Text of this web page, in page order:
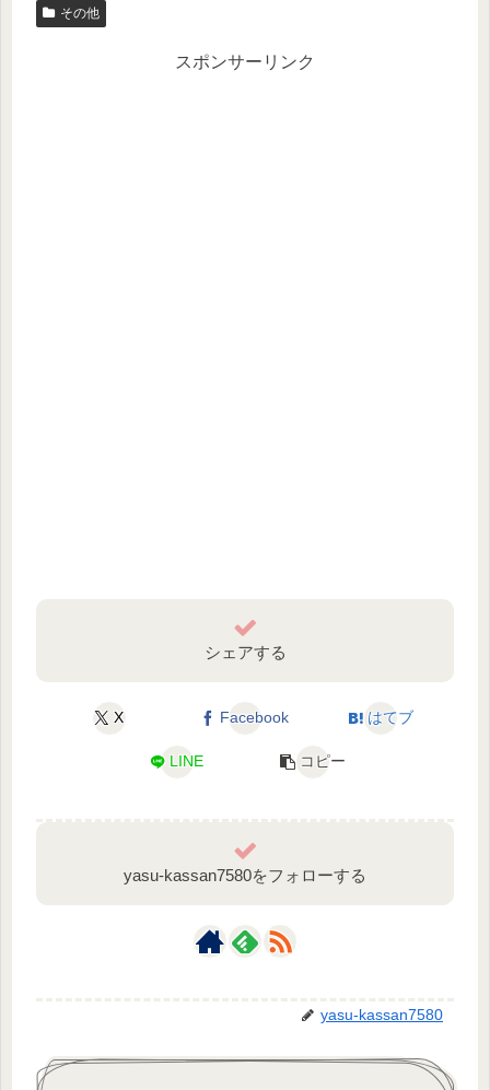
er
a
その他
スポンサーリンク
シェアする
X Facebook はてブ
LINE コピー
yasu-kassan7580をフォローする
yasu-kassan7580